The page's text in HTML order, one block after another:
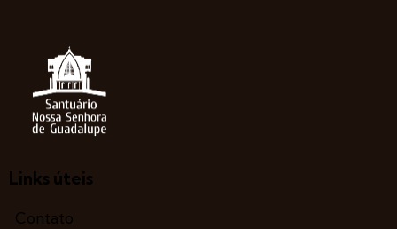
Links úteis
Contato